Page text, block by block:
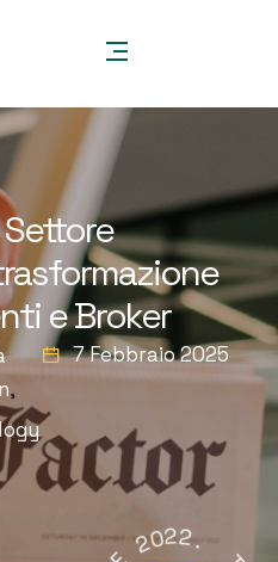
e Broker
7 Febbraio 2025
,
C E 2022